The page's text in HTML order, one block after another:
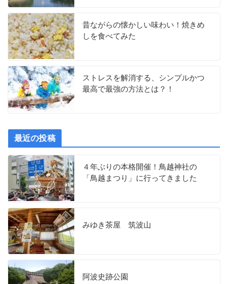
昔ながらの懐かしい味わい！焼きめ
しを食べてみた
ストレスを解消する、シンプルかつ
最高で最強の方法とは？！
最近の投稿
４年ぶりの本格開催！鳥越神社の
「鳥越まつり」に行ってきました
みゆき茶屋 筑波山
阿波史跡公園